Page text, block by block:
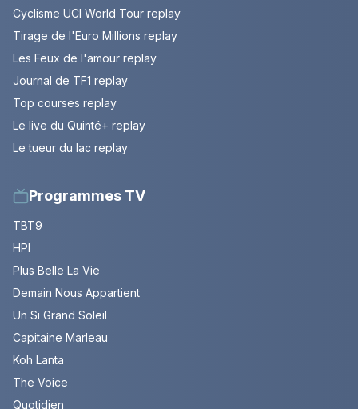
Cyclisme UCI World Tour replay
Tirage de l'Euro Millions replay
Les Feux de l'amour replay
Journal de TF1 replay
Top courses replay
Le live du Quinté+ replay
Le tueur du lac replay
Programmes TV
TBT9
HPI
Plus Belle La Vie
Demain Nous Appartient
Un Si Grand Soleil
Capitaine Marleau
Koh Lanta
The Voice
Quotidien